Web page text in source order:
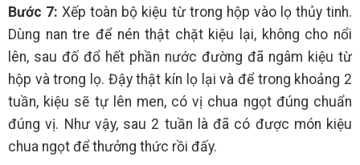
Bước 7: Xếp toàn bộ kiệu từ trong hộp vào lọ thủy tinh.
Dùng nan tre để nén thật chặt kiệu lại, không cho nổi
lên, sau đố đổ hết phần nước đường đã ngâm kiệu từ
hộp và trong lọ. Đậy thật kín lọ lại và để trong khoảng 2
tuần, kiệu sẽ tự lên men, có vị chua ngọt đúng chuẩn
đúng vị. Như vậy, sau 2 tuần là đã có được món kiệu
chua ngọt để thưởng thức rồi đấy.